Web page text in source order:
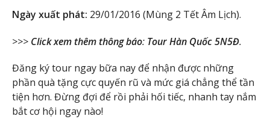
Ngày xuất phát: 29/01/2016 (Mùng 2 Tết Âm Lịch).
>>> Click xem thêm thông báo: Tour Hàn Quốc 5N5Đ.
Đăng ký tour ngay bữa nay để nhận được những
phần quà tặng cực quyến rũ và mức giá chẳng thể tần
tiện hơn. Đừng đợi để rồi phải hối tiếc, nhanh tay nắm
bắt cơ hội ngay nào!